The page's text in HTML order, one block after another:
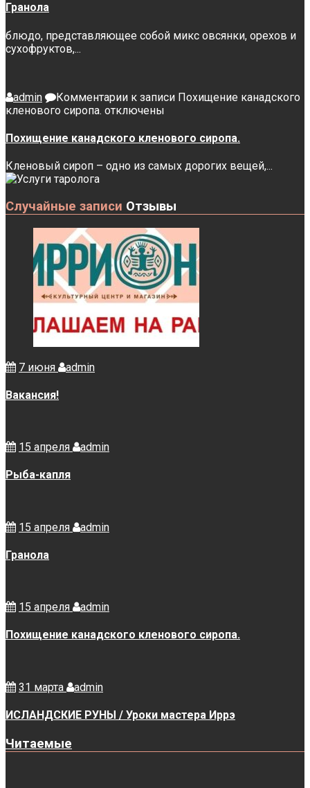
Гранола
блюдо, представляющее собой микс овсянки, орехов и
сухофруктов,...
admin Комментарии к записи Похищение канадского
кленового сиропа. отключены
Похищение канадского кленового сиропа.
Кленовый сироп – одно из самых дорогих вещей,...
Случайные записи Отзывы
7 июня admin
Вакансия!
15 апреля admin
Рыба-капля
15 апреля admin
Гранола
15 апреля admin
Похищение канадского кленового сиропа.
31 марта admin
ИСЛАНДСКИЕ РУНЫ / Уроки мастера Иррэ
Читаемые